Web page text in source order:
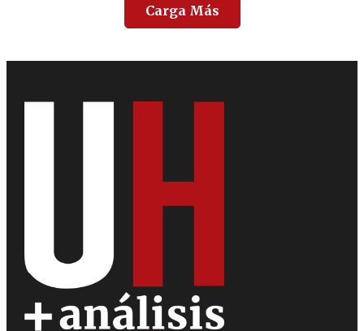
Carga Más